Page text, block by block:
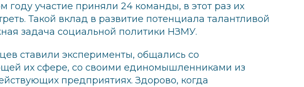
году участие приняли 24 команды, в этот раз их
Такой вклад в развитие потенциала талантливой
задача социальной политики НЗМУ.
ставили эксперименты, общались со
их сфере, со своими единомышленниками из
предприятиях. Здорово, когда